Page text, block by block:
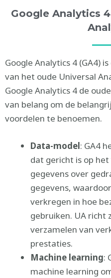
Google Analytics
Google Analytics 4 (GA4)
van het oude Universal
Google Analytics 4 de
van belang om de
voordelen te benoemen.
Data-model: GA4
dat gericht is op
gegevens over
gegevens,
verkregen in hoe
gebruiken. UA richt
verzamelen van
prestaties.
Machine learning:
machine learning